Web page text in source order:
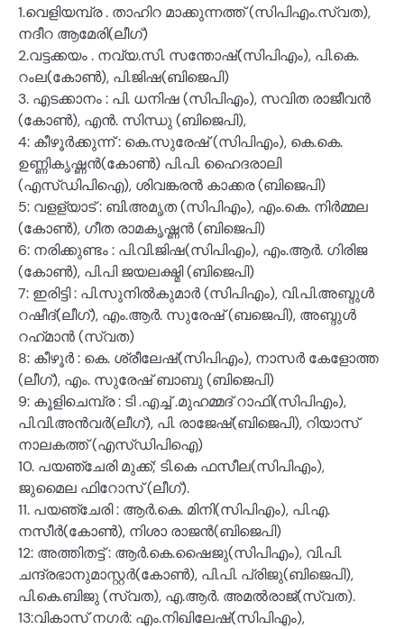
1.വെളിയമ്പ്ര . താഹിറ മാക്കുന്നത്ത് (സിപിഎം.സ്വത),
നദീറ ആമേരി(ലീഗ്)
2.വട്ടക്കയം . നവ്യ.സി. സന്തോഷ്(സിപിഎം), പി.കെ.
റംല(കോൺ), പി.ജിഷ(ബിജെപി)
3. എടക്കാനം : പി. ധനിഷ (സിപിഎം), സവിത രാജീവൻ
(കോൺ), എൻ. സിന്ധു (ബിജെപി),
4: കീഴൂർക്കുന്ന് : കെ.സുരേഷ് (സിപിഎം), കെ.കെ.
ഉണ്ണികൃഷ്ണൻ(കോൺ) പി.പി. ഹൈദരാലി
(എസ്ഡിപിഐ), ശിവങ്കരൻ കാക്കര (ബിജെപി)
5: വളള്യാട് : ബി.അമൃത (സിപിഎം), എം.കെ. നിർമ്മല
(കോൺ), ഗീത രാമകൃഷ്ണൻ (ബിജെപി)
6: നരിക്കുണ്ടം : പി.വി.ജിഷ(സിപിഎം), എം.ആർ. ഗിരിജ
(കോൺ), പി.പി ജയലക്ഷ്മി (ബിജെപി)
7: ഇരിട്ടി : പി.സുനിൽകുമാർ (സിപിഎം), വി.പി.അബ്ദുൾ
റഷീദ്(ലീഗ്), എം.ആർ. സുരേഷ് (ബജെപി), അബ്ദുൾ
റഹ്‌മാൻ (സ്വത)
8: കീഴൂർ : കെ. ശ്രീലേഷ്(സിപിഎം), നാസർ കേളോത്ത
(ലീഗ്), എം. സുരേഷ് ബാബു (ബിജെപി)
9: കൂളിചെമ്പ്ര : ടി .എച്ച് .മുഹമ്മദ് റാഫി(സിപിഎം),
പി.വി.അൻവർ(ലീഗ്), പി. രാജേഷ്(ബിജെപി), റിയാസ്
നാലകത്ത് (എസ്ഡിപിഐ)
10. പയഞ്ചേരി മുക്ക്; ടി.കെ ഫസീല(സിപിഎം),
ജുമൈല ഫിറോസ് (ലീഗ്).
11. പയഞ്ചേരി : ആർ.കെ. മിനി(സിപിഎം), പി.എ.
നസീർ(കോൺ), നിശാ രാജൻ(ബിജെപി)
12: അത്തിതട്ട് : ആർ.കെ.ഷൈജു(സിപിഎം), വി.പി.
ചന്ദ്രഭാനുമാസ്റ്റർ(കോൺ), പി.പി. പ്രിജു(ബിജെപി),
പി.കെ.ബിജു (സ്വത), എ.ആർ. അമൽരാജ്(സ്വത).
13:വികാസ് നഗർ: എം.നിഖിലേഷ്(സിപിഎം),